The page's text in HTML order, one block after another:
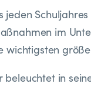
jeden
im
wichtigsten
beleuchtet in